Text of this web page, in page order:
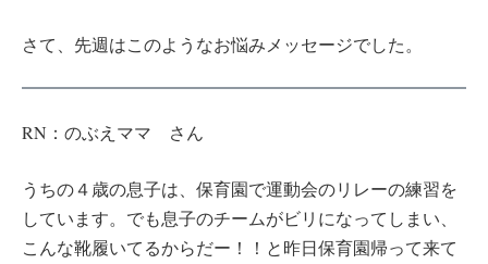
さて、先週はこのようなお悩みメッセージでした。
RN：のぶえママ さん
うちの４歳の息子は、保育園で運動会のリレーの練習を
しています。でも息子のチームがビリになってしまい、
こんな靴履いてるからだー！！と昨日保育園帰って来て